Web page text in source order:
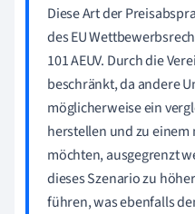
Diese Art der
des EU
101 AEUV. Durch die
beschränkt, da andere
möglicherweise ein
herstellen und zu
möchten, ausgegrenzt
dieses Szenario zu
führen, was ebenfalls